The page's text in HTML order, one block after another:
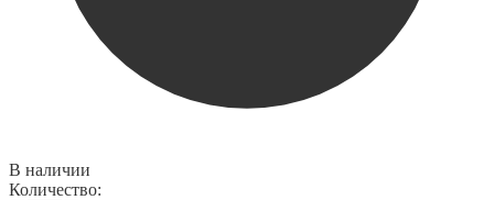
В наличии
Количество: